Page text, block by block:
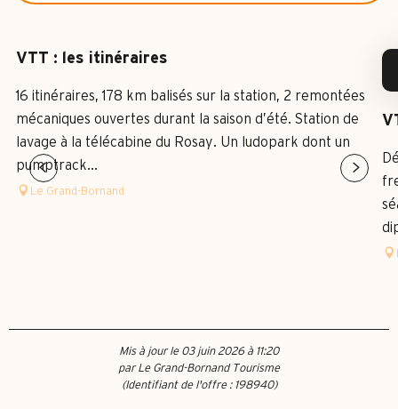
VTT : les itinéraires
16 itinéraires, 178 km balisés sur la station, 2 remontées
mécaniques ouvertes durant la saison d’été. Station de
lavage à la télécabine du Rosay. Un ludopark dont un
pumptrack...
Le Grand-Bornand
Mis à jour le 03 juin 2026 à 11:20
par Le Grand-Bornand Tourisme
(Identifiant de l'offre : 198940)